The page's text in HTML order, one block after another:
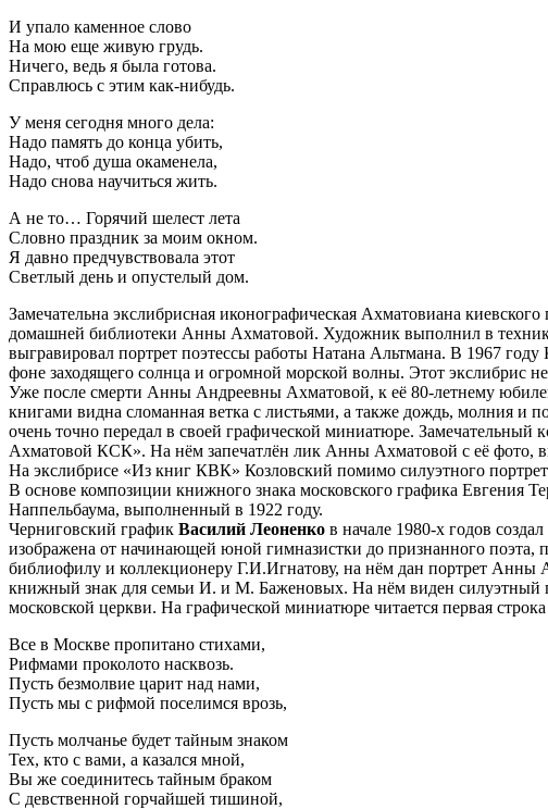
И упало каменное слово
На мою еще живую грудь.
Ничего, ведь я была готова.
Справлюсь с этим как-нибудь.
У меня сегодня много дела:
Надо память до конца убить,
Надо, чтоб душа окаменела,
Надо снова научиться жить.
А не то… Горячий шелест лета
Словно праздник за моим окном.
Я давно предчувствовала этот
Светлый день и опустелый дом.
Замечательна экслибрисная иконографическая Ахматовиана киевского
домашней библиотеки Анны Ахматовой. Художник выполнил в
выгравировал портрет поэтессы работы Натана Альтмана. В 1967
фоне заходящего солнца и огромной морской волны. Этот экслибрис
Уже после смерти Анны Андреевны Ахматовой, к её 80-летнему
книгами видна сломанная ветка с листьями, а также дождь, молния и
очень точно передал в своей графической миниатюре.
Ахматовой КСК». На нём запечатлён лик Анны Ахматовой с её фото,
На экслибрисе «Из книг КВК» Козловский помимо силуэтного
В основе композиции книжного знака московского графика Евгения
Наппельбаума, выполненный в 1922 году.
Черниговский график Василий Леоненко в начале 1980-х годов
изображена от начинающей юной гимназистки до признанного поэта,
библиофилу и коллекционеру Г.И.Игнатову, на нём дан портрет Анны
книжный знак для семьи И. и М. Баженовых. На нём виден силуэтный
московской церкви. На графической миниатюре читается первая
Все в Москве пропитано стихами,
Рифмами проколото насквозь.
Пусть безмолвие царит над нами,
Пусть мы с рифмой поселимся врозь,
Пусть молчанье будет тайным знаком
Тех, кто с вами, а казался мной,
Вы же соединитесь тайным браком
С девственной горчайшей тишиной,